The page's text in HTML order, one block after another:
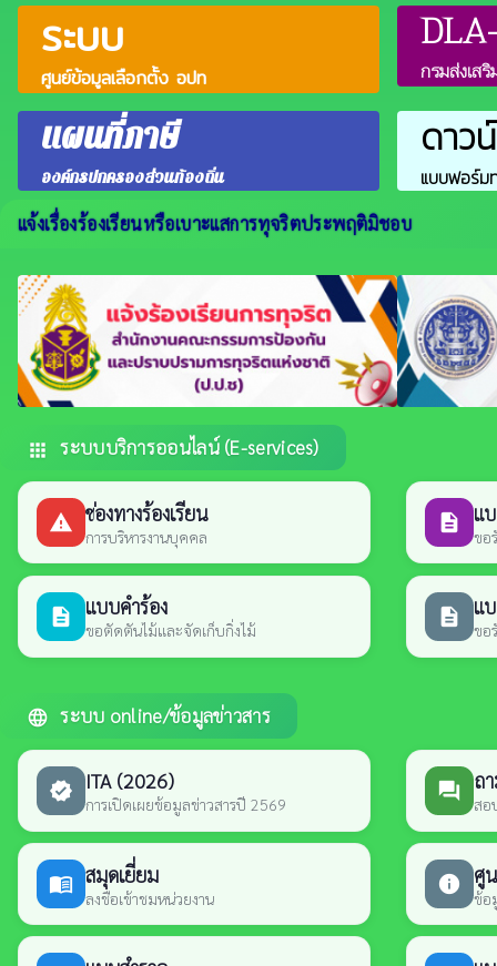
ระบบ
ศูนย์ข้อมูลเลือกตั้ง อปท กรมส่งเส
แผนที่ภาษี
องค์กรปกครองส่วนท้องถิ่น
ดาว
แบบฟอร์ม
แจ้งเรื่องร้องเรียนหรือเบาะแสการทุจริตประพฤติมิชอบ
apps ระบบบริการออนไลน์ (E-services)
report_problem ช่องทางร้องเรียน
การบริหารงานบุคคล
description แ
ขอ
description แบบคำร้อง
ขอตัดตันไม้และจัดเก็บกิ่งไม้
description แ
ขอ
language ระบบ online/ข้อมูลข่าวสาร
verified ITA (2026)
การเปิดเผยข้อมูลข่าวสารปี 2569
forum ถ
สอ
menu_book สมุดเยี่ยม
ลงชื่อเข้าชมหน่วยงาน
info ศู
ข้อ